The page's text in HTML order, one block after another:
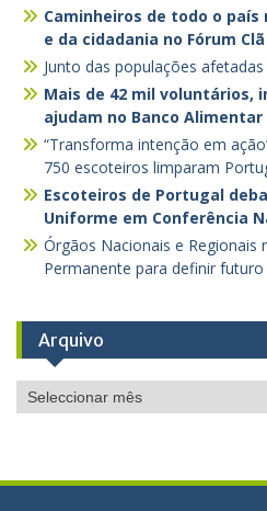
Caminheiros de todo o
e da cidadania no Fórum
Junto das populações
Mais de 42 mil voluntários,
ajudam no Banco Alimentar
“Transforma intenção em
750 escoteiros limparam
Escoteiros de Portugal
Uniforme em Conferência
Órgãos Nacionais e Regionais
Permanente para definir
Arquivo
Arquivo